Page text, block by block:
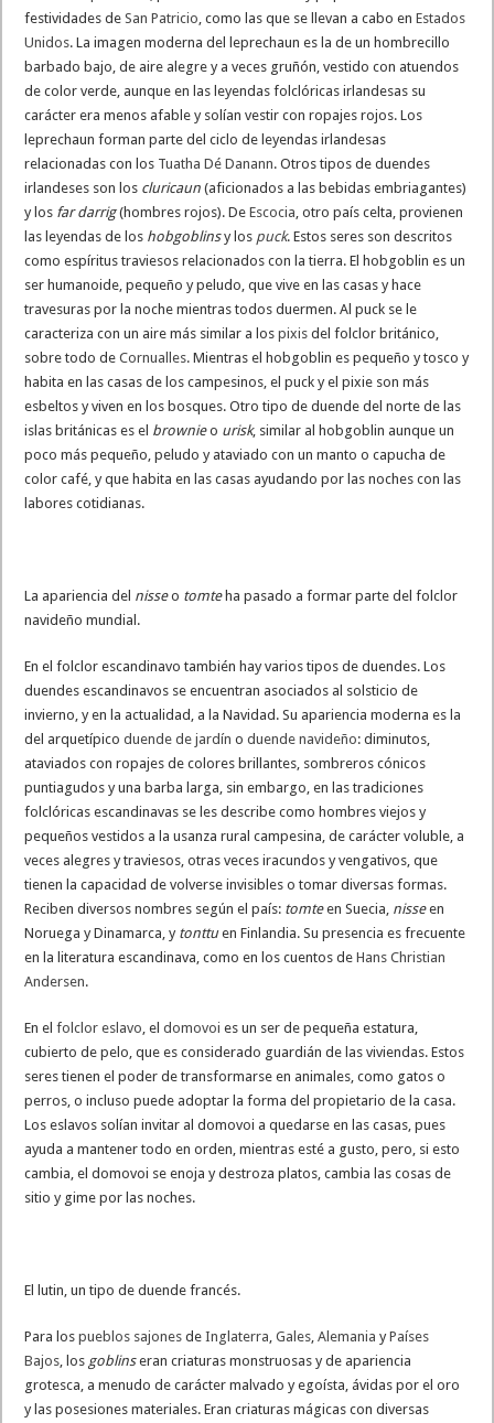
festividades deSan Patricio , como las que se llevan a cabo enEstados
Unidos. La imagen moderna del leprechaun es la de un hombrecillo
barbado bajo, de aire alegre y a veces gruñón, vestido con atuendos
de color verde, aunque en las leyendas folclóricas irlandesas su
carácter era menos afable y solían vestir con ropajes rojos. Los
leprechaun forman parte del ciclo de leyendas irlandesas
relacionadas con los Tuatha Dé Danann. Otros tipos de duendes
irlandeses son los cluricaun (aficionados a las bebidas embriagantes)
y los far darrig(hombres rojos). DeEscocia , otro país celta, provienen
las leyendas de los hobgoblinsy los puck. Estos seres son descritos
como espíritus traviesos relacionados con la tierra. El hobgoblin es un
ser humanoide, pequeño y peludo, que vive en las casas y hace
travesuras por la noche mientras todos duermen. Al puck se le
caracteriza con un aire más similar a lospixis del folclor británico,
sobre todo deCornualles. Mientras el hobgoblin es pequeño y tosco y
habita en las casas de los campesinos, el puck y el pixie son más
esbeltos y viven en los bosques. Otro tipo de duende del norte de las
islas británicas es el brownieo urisk, similar al hobgoblin aunque un
poco más pequeño, peludo y ataviado con un manto o capucha de
color café, y que habita en las casas ayudando por las noches con las
labores cotidianas.
La apariencia del nisseo tomteha pasado a formar parte del folclor
navideño mundial.
En el folclor escandinavo también hay varios tipos de duendes. Los
duendes escandinavos se encuentran asociados al solsticio de
invierno, y en la actualidad, a la Navidad. Su apariencia moderna es la
del arquetípicoduende de jardín oduende navideño: diminutos,
ataviados con ropajes de colores brillantes, sombreros cónicos
puntiagudos y una barba larga, sin embargo, en las tradiciones
folclóricas escandinavas se les describe como hombres viejos y
pequeños vestidos a la usanza rural campesina, de carácter voluble, a
veces alegres y traviesos, otras veces iracundos y vengativos, que
tienen la capacidad de volverse invisibles o tomar diversas formas.
Reciben diversos nombres según el país: tomteen Suecia, nisseen
Noruega y Dinamarca, y tonttuen Finlandia. Su presencia es frecuente
en la literatura escandinava, como en los cuentos deHans Christian
Andersen.
En elfolclor eslavo , eldomovoi es un ser de pequeña estatura,
cubierto de pelo, que es considerado guardián de las viviendas. Estos
seres tienen el poder de transformarse en animales, como gatos o
perros, o incluso puede adoptar la forma del propietario de la casa.
Los eslavos solían invitar al domovoi a quedarse en las casas, pues
ayuda a mantener todo en orden, mientras esté a gusto, pero, si esto
cambia, el domovoi se enoja y destroza platos, cambia las cosas de
sitio y gime por las noches.
El lutin, un tipo de duende francés.
Para lospueblos sajones deInglaterra ,Gales ,Alemania yPaíses
Bajos , los goblinseran criaturas monstruosas y de apariencia
grotesca, a menudo de carácter malvado y egoísta, ávidas por el oro
y las posesiones materiales. Eran criaturas mágicas con diversas